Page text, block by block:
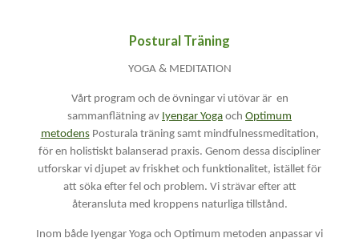
Postural Träning
YOGA & MEDITATION
Vårt program och de övningar vi utövar är en
sammanflätning av Iyengar Yoga och Optimum
metodensPosturala träning samt mindfulnessmeditation,
för en holistiskt balanserad praxis. Genom dessa discipliner
utforskar vi djupet av friskhet och funktionalitet, istället för
att söka efter fel och problem. Vi strävar efter att
återansluta med kroppens naturliga tillstånd.
Inom både Iyengar Yoga och Optimum metoden anpassar vi